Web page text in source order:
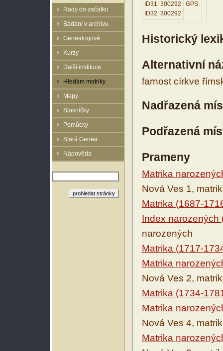
Rady do začátku
Bádání v archivu
Genealogové
Kurzy
Další instituce
Hledám matriky
Mapy
Slovníčky
Pomůcky
Stará Genea
Nápověda
ID31: 300292
ID32: 300292
GPS:
Historický
Alternativní
farnost církve
Nadřazená
Podřazená
Prameny
Matrika
Nová Ves 1,
Matrika (1687-
Index narozených
narozených
Matrika (1717-
Matrika
Nová Ves 2,
Matrika (1734-
Matrika
Nová Ves 4,
Matrika